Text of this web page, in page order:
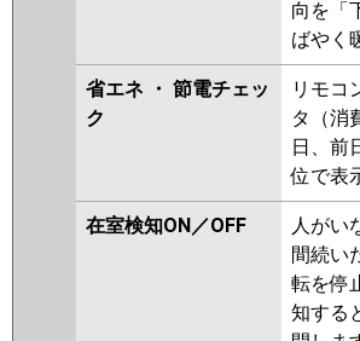
向を「
ばやく
省エネ ・ 節電チェッ
ク
リモコ
タ（消
日、前
位で表
在室検知ON／OFF
人がい
間続い
転を停
知する